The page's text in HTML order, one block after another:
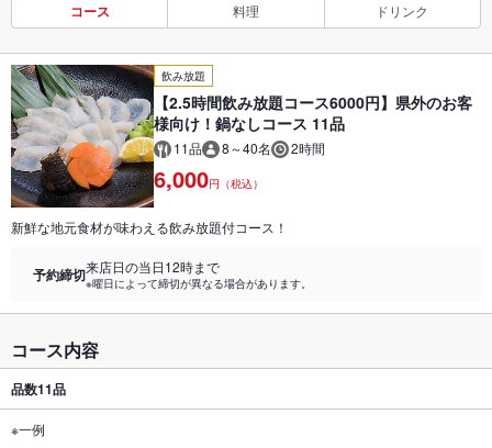
コース 料理 ドリンク
飲み放題
【2.5時間飲み放題コース6000円】県外のお客
様向け！鍋なしコース 11品
11品 8～40名 2時間
6,000円（税込）
新鮮な地元食材が味わえる飲み放題付コース！
予約締切来店日の当日12時まで
※曜日によって締切が異なる場合があります。
コース内容
品数11品
※一例